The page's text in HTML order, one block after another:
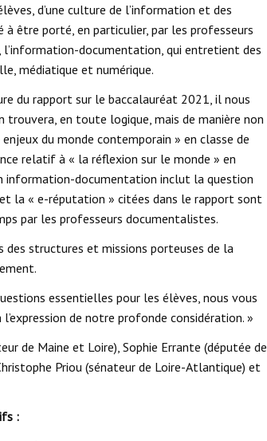
d’une culture de l’information et des
à être porté, en particulier, par les professeurs
l’information-documentation, qui entretient des
médiatique et numérique.
du rapport sur le baccalauréat 2021, il nous
en toute logique, mais de manière non
du monde contemporain » en classe de
relatif à « la réflexion sur le monde » en
information-documentation inclut la question
la « e-réputation » citées dans le rapport sont
par les professeurs documentalistes.
des structures et missions porteuses de la
essentielles pour les élèves, nous vous
de notre profonde considération. »
de Maine et Loire), Sophie Errante (députée de
Priou (sénateur de Loire-Atlantique) et
: